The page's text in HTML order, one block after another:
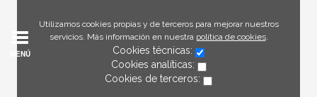
Utilizamos cookies propias y de terceros para mejorar nuestros
servicios. Más información en nuestra política de cookies.
Cookies técnicas:
Cookies analíticas:
Cookies de terceros:
MENÚ